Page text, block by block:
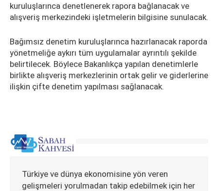
kuruluşlarınca denetlenerek rapora bağlanacak ve
alışveriş merkezindeki işletmelerin bilgisine sunulacak.
Bağımsız denetim kuruluşlarınca hazırlanacak raporda
yönetmeliğe aykırı tüm uygulamalar ayrıntılı şekilde
belirtilecek. Böylece Bakanlıkça yapılan denetimlerle
birlikte alışveriş merkezlerinin ortak gelir ve giderlerine
ilişkin çifte denetim yapılması sağlanacak.
Türkiye ve dünya ekonomisine yön veren
gelişmeleri yorulmadan takip edebilmek için her